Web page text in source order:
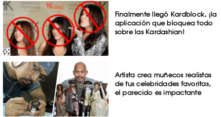
Finalmente llegó Kardblock, ¡la
aplicación que bloquea todo
sobre las Kardashian!
Artista crea muñecos realistas
de tus celebridades favoritas,
el parecido es impactante